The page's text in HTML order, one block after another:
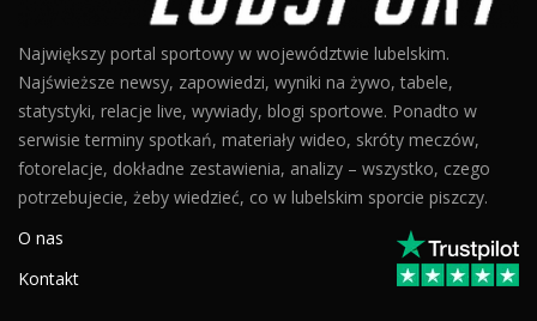
Największy portal sportowy w województwie lubelskim.
Najświeższe newsy, zapowiedzi, wyniki na żywo, tabele,
statystyki, relacje live, wywiady, blogi sportowe. Ponadto w
serwisie terminy spotkań, materiały wideo, skróty meczów,
fotorelacje, dokładne zestawienia, analizy – wszystko, czego
potrzebujecie, żeby wiedzieć, co w lubelskim sporcie piszczy.
O nas
Kontakt